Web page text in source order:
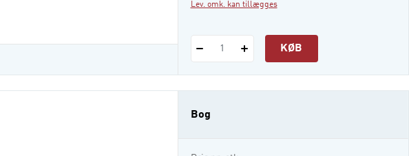
Lev. omk. kan tillægges
1 KØB
Bog